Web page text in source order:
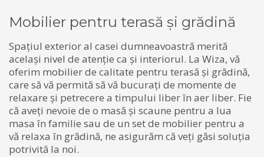
Mobilier pentru terasă și grădină
Spațiul exterior al casei dumneavoastră merită
același nivel de atenție ca și interiorul. La Wiza, vă
oferim mobilier de calitate pentru terasă și grădină,
care să vă permită să vă bucurați de momente de
relaxare și petrecere a timpului liber în aer liber. Fie
că aveți nevoie de o masă și scaune pentru a lua
masa în familie sau de un set de mobilier pentru a
vă relaxa în grădină, ne asigurăm că veți găsi soluția
potrivită la noi.